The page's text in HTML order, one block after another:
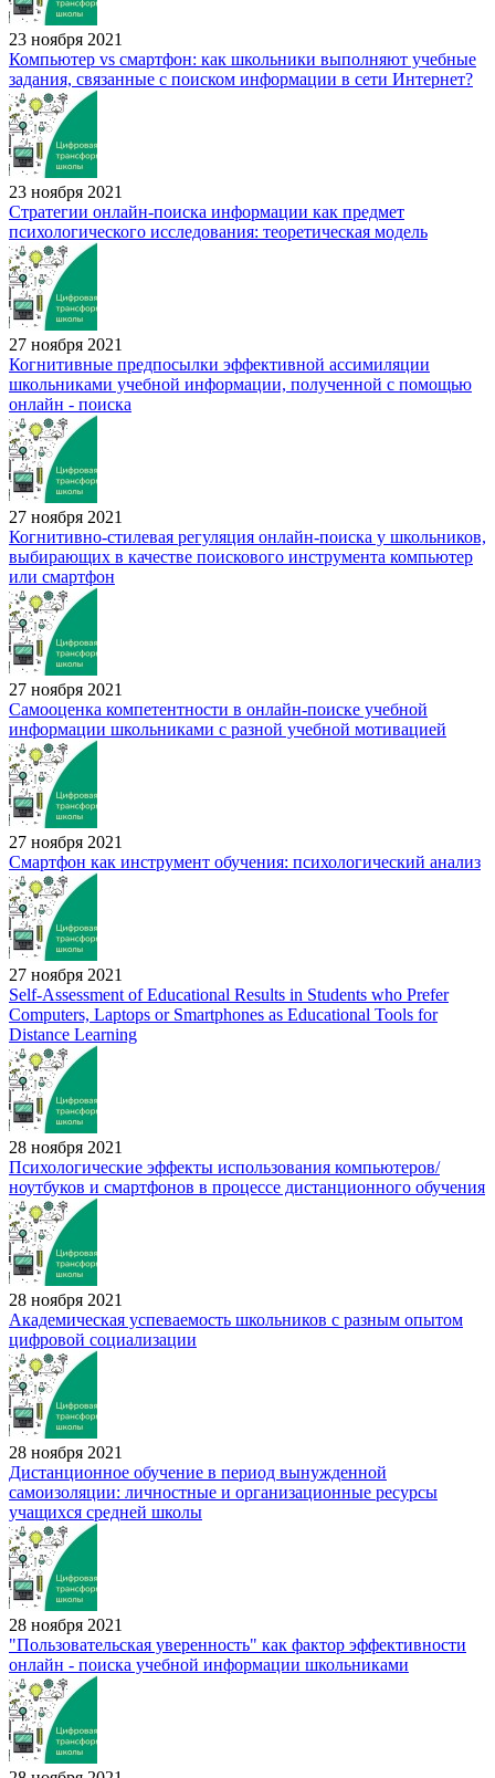
23 ноября 2021
Компьютер vs смартфон: как школьники выполняют учебные
задания, связанные с поиском информации в сети Интернет?
23 ноября 2021
Стратегии онлайн-поиска информации как предмет
психологического исследования: теоретическая модель
27 ноября 2021
Когнитивные предпосылки эффективной ассимиляции
школьниками учебной информации, полученной с помощью
онлайн - поиска
27 ноября 2021
Когнитивно-стилевая регуляция онлайн-поиска у школьников,
выбирающих в качестве поискового инструмента компьютер
или смартфон
27 ноября 2021
Самооценка компетентности в онлайн-поиске учебной
информации школьниками с разной учебной мотивацией
27 ноября 2021
Смартфон как инструмент обучения: психологический анализ
27 ноября 2021
Self-Assessment of Educational Results in Students who Prefer
Computers, Laptops or Smartphones as Educational Tools for
Distance Learning
28 ноября 2021
Психологические эффекты использования компьютеров/
ноутбуков и смартфонов в процессе дистанционного обучения
28 ноября 2021
Академическая успеваемость школьников с разным опытом
цифровой социализации
28 ноября 2021
Дистанционное обучение в период вынужденной
самоизоляции: личностные и организационные ресурсы
учащихся средней школы
28 ноября 2021
"Пользовательская уверенность" как фактор эффективности
онлайн - поиска учебной информации школьниками